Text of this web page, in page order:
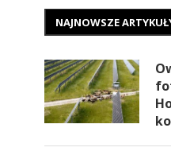
NAJNOWSZE